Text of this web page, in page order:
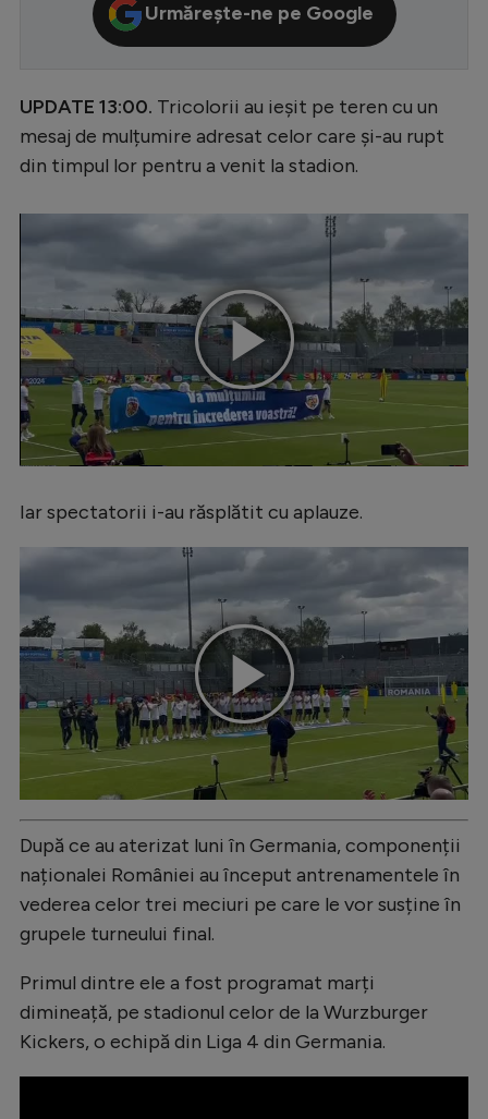
Premier League
Serie A
Bundesliga
Ligue 1
Campionate
Starurile fotbalului
EURO 2024
Stranieri
Clasamente
Natație
Formula 1
Gimnastică
Auto
Rugby
Alte sporturi
JO 2026
Intră în cont
Urmărește-ne pe Google
UPDATE 13:00. Tricolorii au ieșit pe teren cu un
mesaj de mulțumire adresat celor care și-au rupt
din timpul lor pentru a venit la stadion.
Play
Video
Iar spectatorii i-au răsplătit cu aplauze.
Play
Video
După ce au aterizat luni în Germania, componenții
naționalei României au început antrenamentele în
vederea celor trei meciuri pe care le vor susține în
grupele turneului final.
Primul dintre ele a fost programat marți
dimineață, pe stadionul celor de la Wurzburger
Kickers, o echipă din Liga 4 din Germania.